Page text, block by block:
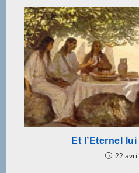
Et l’Eternel
22